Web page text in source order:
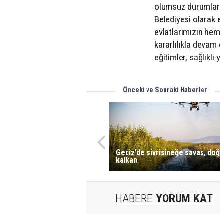
olumsuz
Belediyesi olarak
evlatlarımızın
kararlılıkla
eğitimler, sağlıklı
Önceki ve Sonraki Haberler
Gediz’de sivrisineğe savaş,
kalkan
HABERE YORUM KAT